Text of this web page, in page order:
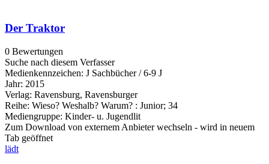
Der Traktor
0 Bewertungen
Suche nach diesem Verfasser
Medienkennzeichen: J Sachbücher / 6-9 J
Jahr: 2015
Verlag: Ravensburg, Ravensburger
Reihe: Wieso? Weshalb? Warum? : Junior; 34
Mediengruppe: Kinder- u. Jugendlit
Zum Download von externem Anbieter wechseln - wird in neuem
Tab geöffnet
lädt